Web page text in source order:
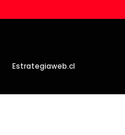
Estrategiaweb.cl